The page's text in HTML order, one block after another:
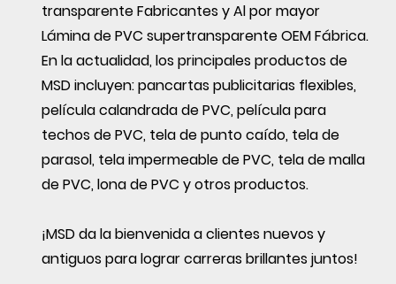
transparente FabricantesyAl por mayor
Lámina de PVC supertransparente OEM Fábrica.
En la actualidad, los principales productos de
MSD incluyen: pancartas publicitarias flexibles,
película calandrada de PVC, película para
techos de PVC, tela de punto caído, tela de
parasol, tela impermeable de PVC, tela de malla
de PVC, lona de PVC y otros productos.
¡MSD da la bienvenida a clientes nuevos y
antiguos para lograr carreras brillantes juntos!